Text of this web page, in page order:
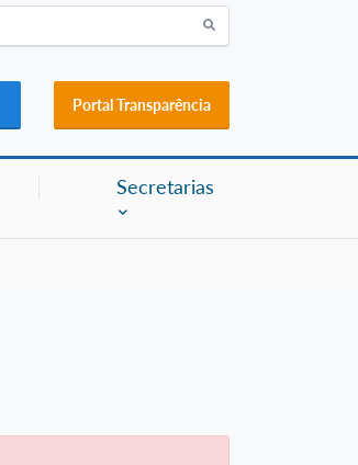
Portal Transparência
Secretarias